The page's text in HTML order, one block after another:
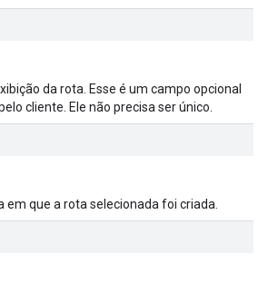
da rota. Esse é um campo opcional
cliente. Ele não precisa ser único.
em que a rota selecionada foi criada.